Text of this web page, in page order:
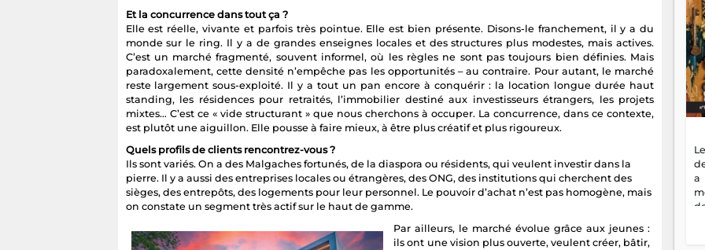
Et la concurrence dans tout ça ?
Elle est réelle, vivante et parfois très pointue. Elle est bien présente. Disons-le franchement, il y a du
monde sur le ring. Il y a de grandes enseignes locales et des structures plus modestes, mais actives.
C’est un marché fragmenté, souvent informel, où les règles ne sont pas toujours bien définies. Mais
paradoxalement, cette densité n’empêche pas les opportunités – au contraire. Pour autant, le marché
reste largement sous-exploité. Il y a tout un pan encore à conquérir : la location longue durée haut
standing, les résidences pour retraités, l’immobilier destiné aux investisseurs étrangers, les projets
mixtes… C’est ce « vide structurant » que nous cherchons à occuper. La concurrence, dans ce contexte,
est plutôt une aiguillon. Elle pousse à faire mieux, à être plus créatif et plus rigoureux.
Quels profils de clients rencontrez-vous ?
Ils sont variés. On a des Malgaches fortunés, de la diaspora ou résidents, qui veulent investir dans la
pierre. Il y a aussi des entreprises locales ou étrangères, des ONG, des institutions qui cherchent des
sièges, des entrepôts, des logements pour leur personnel. Le pouvoir d’achat n’est pas homogène, mais
on constate un segment très actif sur le haut de gamme.
Par ailleurs, le marché évolue grâce aux jeunes :
ils ont une vision plus ouverte, veulent créer, bâtir,
a